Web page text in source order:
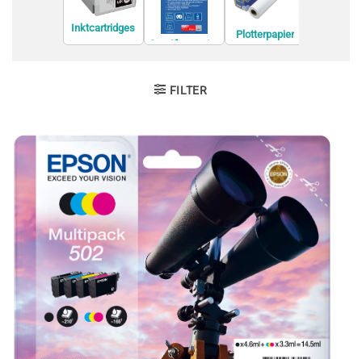
Inktcartridges
Grootformaatm
Plotterpapier
FILTER